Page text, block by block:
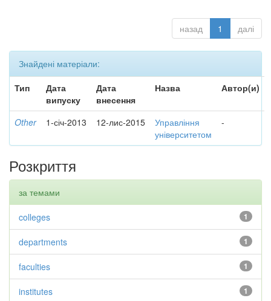
назад 1 далі
Знайдені матеріали:
Тип
Дата
випуску
Дата
внесення
Назва Автор(и)
Other 1-січ-2013 12-лис-2015
Управління
університетом
-
Розкриття
за темами
1
colleges
1
departments
1
faculties
1
institutes